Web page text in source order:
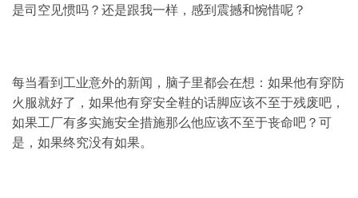
是司空见惯吗？还是跟我一样，感到震撼和惋惜呢？
每当看到工业意外的新闻，脑子里都会在想：如果他有穿防
火服就好了，如果他有穿安全鞋的话脚应该不至于残废吧，
如果工厂有多实施安全措施那么他应该不至于丧命吧？可
是，如果终究没有如果。